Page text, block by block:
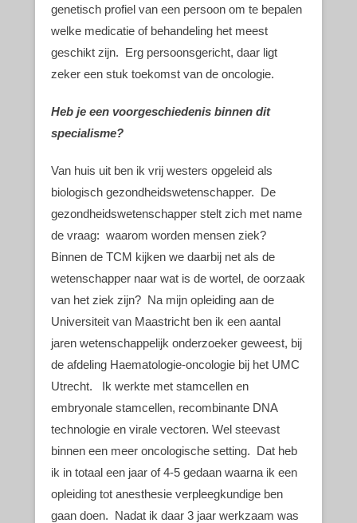
genetisch profiel van een persoon om te bepalen
welke medicatie of behandeling het meest
geschikt zijn. Erg persoonsgericht, daar ligt
zeker een stuk toekomst van de oncologie.
Heb je een voorgeschiedenis binnen dit
specialisme?
Van huis uit ben ik vrij westers opgeleid als
biologisch gezondheidswetenschapper. De
gezondheidswetenschapper stelt zich met name
de vraag: waarom worden mensen ziek?
Binnen de TCM kijken we daarbij net als de
wetenschapper naar wat is de wortel, de oorzaak
van het ziek zijn? Na mijn opleiding aan de
Universiteit van Maastricht ben ik een aantal
jaren wetenschappelijk onderzoeker geweest, bij
de afdeling Haematologie-oncologie bij het UMC
Utrecht. Ik werkte met stamcellen en
embryonale stamcellen, recombinante DNA
technologie en virale vectoren. Wel steevast
binnen een meer oncologische setting. Dat heb
ik in totaal een jaar of 4-5 gedaan waarna ik een
opleiding tot anesthesie verpleegkundige ben
gaan doen. Nadat ik daar 3 jaar werkzaam was